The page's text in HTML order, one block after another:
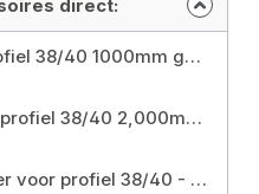
direct:
2 stuks - Railsteun profiel 38/40 1000mm gegalvaniseerd Maat: 38/40 x 1000 millimeter
2 stuks - Montagerail profiel 38/40 2,000mm dikte 2,00mm gegalvaniseerd
100 stuks - Schuifmoer voor profiel 38/40 - 40/60 M10 gegalvaniseerd Maat: M10 38/40